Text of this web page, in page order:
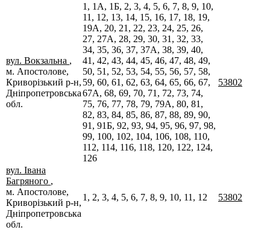
вул. Вокзальна ,
м. Апостолове,
Криворізький р-н,
Дніпропетровська
обл.
1, 1А, 1Б, 2, 3, 4, 5, 6, 7, 8, 9, 10,
11, 12, 13, 14, 15, 16, 17, 18, 19,
19А, 20, 21, 22, 23, 24, 25, 26,
27, 27А, 28, 29, 30, 31, 32, 33,
34, 35, 36, 37, 37А, 38, 39, 40,
41, 42, 43, 44, 45, 46, 47, 48, 49,
50, 51, 52, 53, 54, 55, 56, 57, 58,
59, 60, 61, 62, 63, 64, 65, 66, 67,
67А, 68, 69, 70, 71, 72, 73, 74,
75, 76, 77, 78, 79, 79А, 80, 81,
82, 83, 84, 85, 86, 87, 88, 89, 90,
91, 91Б, 92, 93, 94, 95, 96, 97, 98,
99, 100, 102, 104, 106, 108, 110,
112, 114, 116, 118, 120, 122, 124,
126
53802
вул. Івана
Багряного ,
м. Апостолове,
Криворізький р-н,
Дніпропетровська
обл.
1, 2, 3, 4, 5, 6, 7, 8, 9, 10, 11, 12 53802